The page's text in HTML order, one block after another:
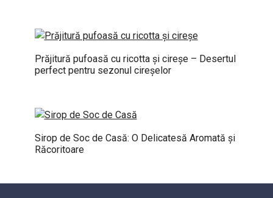
Prăjitură pufoasă cu ricotta și cireșe – Desertul
perfect pentru sezonul cireșelor
Sirop de Soc de Casă: O Delicatesă Aromată și
Răcoritoare